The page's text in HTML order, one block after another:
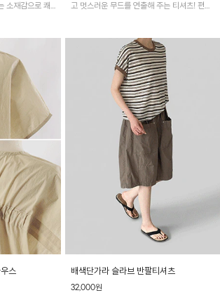
소재감으로 쾌
고 멋스러운 무드를 연출해 주는 티셔츠! 편안
스 배색단가라 슬라브 반팔티셔츠
32,000원